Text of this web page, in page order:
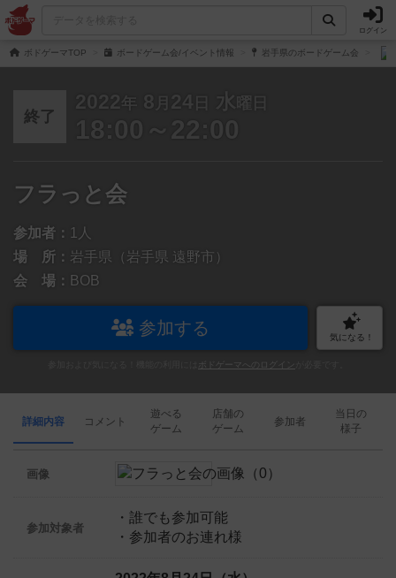
ログイン
ボドゲーマTOP ボードゲーム会/イベント情報 岩手県のボードゲーム会
終了
2022 年 8 月 24 日 水 曜日
18:00～22:00
フラっと会
参加者： 1人
場 所： 岩手県（岩手県 遠野市）
会 場： BOB
参加する 気になる！
ボドゲーマへのログイン
詳細内容 コメント
遊べる
ゲーム
店舗の
ゲーム
参加者
当日の
様子
画像
参加対象者
・誰でも参加可能
・参加者のお連れ様